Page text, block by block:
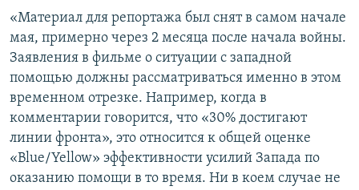
«Материал для репортажа был снят в самом начале
мая, примерно через 2 месяца после начала войны.
Заявления в фильме о ситуации с западной
помощью должны рассматриваться именно в этом
временном отрезке. Например, когда в
комментарии говорится, что «30% достигают
линии фронта», это относится к общей оценке
«Blue/Yellow» эффективности усилий Запада по
оказанию помощи в то время. Ни в коем случае не